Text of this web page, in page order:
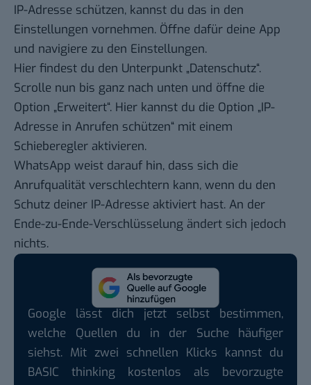
IP-Adresse schützen, kannst du das in den
Einstellungen vornehmen. Öffne dafür deine App
und navigiere zu den Einstellungen.
Hier findest du den Unterpunkt „Datenschutz“.
Scrolle nun bis ganz nach unten und öffne die
Option „Erweitert“. Hier kannst du die Option „IP-
Adresse in Anrufen schützen“ mit einem
Schieberegler aktivieren.
WhatsApp weist darauf hin, dass sich die
Anrufqualität verschlechtern kann, wenn du den
Schutz deiner IP-Adresse aktiviert hast. An der
Ende-zu-Ende-Verschlüsselung ändert sich jedoch
nichts.
Google lässt dich jetzt selbst bestimmen,
welche Quellen du in der Suche häufiger
siehst. Mit zwei schnellen Klicks kannst du
BASIC thinking kostenlos als bevorzugte